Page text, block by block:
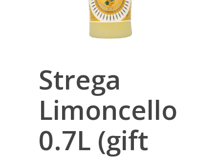
Strega
Limoncello
0.7L (gift